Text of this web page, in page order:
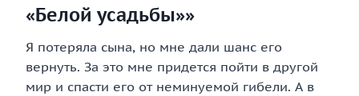
«Белой усадьбы»»
Я потеряла сына, но мне дали шанс его
вернуть. За это мне придется пойти в другой
мир и спасти его от неминуемой гибели. А в